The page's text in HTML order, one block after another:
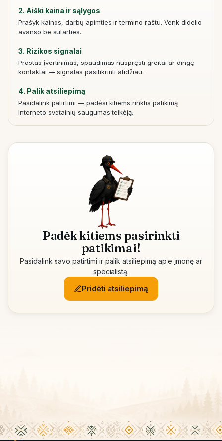
2. Aiški kaina ir sąlygos
Prašyk kainos, darbų apimties ir termino raštu. Venk didelio
avanso be sutarties.
3. Rizikos signalai
Prastas įvertinimas, spaudimas nuspręsti greitai ar dingę
kontaktai — signalas pasitikrinti atidžiau.
4. Palik atsiliepimą
Pasidalink patirtimi — padėsi kitiems rinktis patikimą
Interneto svetainių saugumas teikėją.
Padėk kitiems pasirinkti
patikimai!
Pasidalink savo patirtimi ir palik atsiliepimą apie įmonę ar
specialistą.
Pridėti atsiliepimą